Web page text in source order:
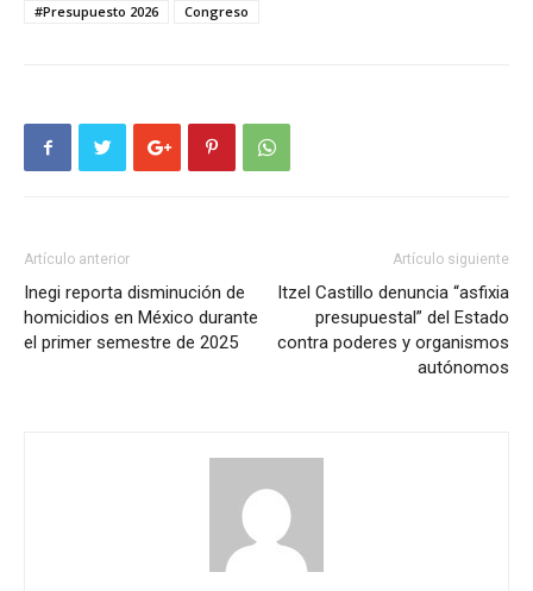
#Presupuesto 2026 Congreso
Artículo anterior
Inegi reporta disminución de
homicidios en México durante
el primer semestre de 2025
Artículo siguiente
Itzel Castillo denuncia “asfixia
presupuestal” del Estado
contra poderes y organismos
autónomos